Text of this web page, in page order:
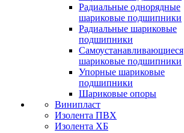
Радиальные однорядные
шариковые подшипники
Радиальные шариковые
подшипники
Самоустанавливающиеся
шариковые подшипники
Упорные шариковые
подшипники
Шариковые опоры
Винипласт
Изолента ПВХ
Изолента ХБ